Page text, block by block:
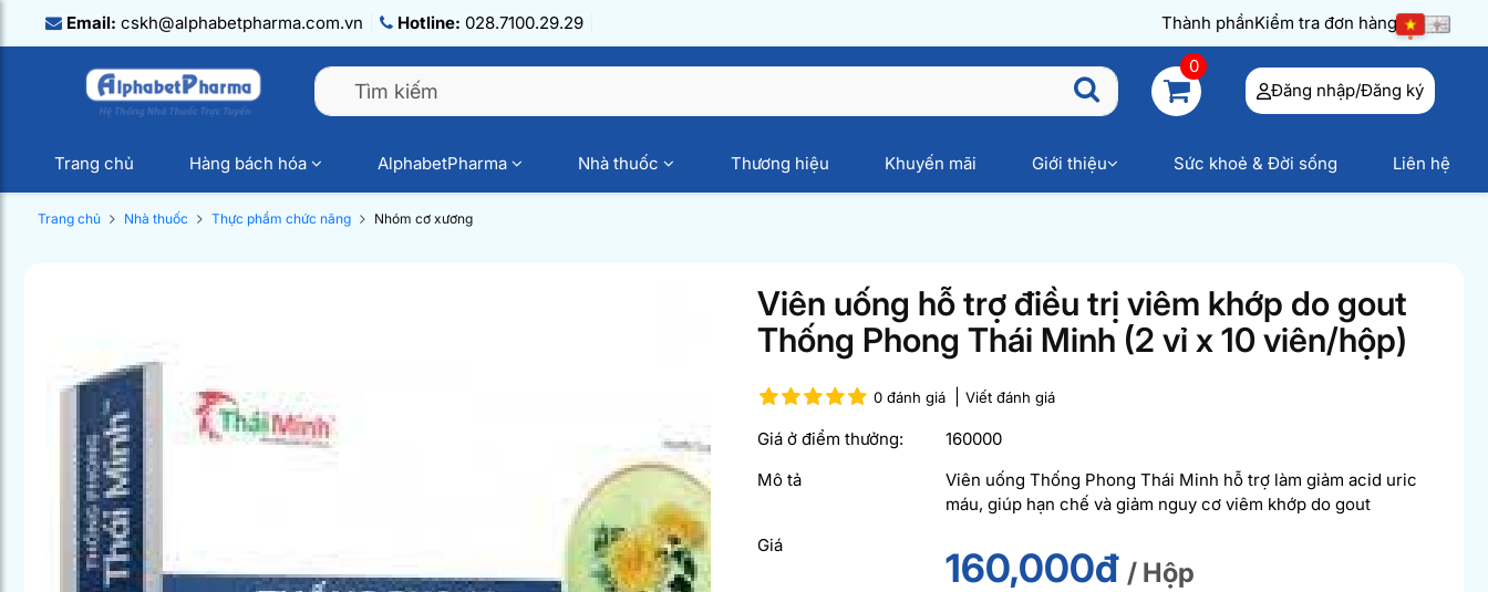
Email: cskh@alphabetpharma.com.vn Hotline: 028.7100.29.29 Thành phầnKiểm tra đơn hàng
0
Đăng nhập/Đăng ký
Trang chủ Hàng bách hóa AlphabetPharma Nhà thuốc Thương hiệu Khuyến mãi Giới thiệu Sức khoẻ & Đời sống Liên hệ
Trang chủ Nhà thuốc Thực phẩm chức năng Nhóm cơ xương
Viên uống hỗ trợ điều trị viêm khớp do gout
Thống Phong Thái Minh (2 vỉ x 10 viên/hộp)
0 đánh giá Viết đánh giá
Giá ở điểm thưởng:
160000
Mô tả
Viên uống Thống Phong Thái Minh hỗ trợ làm giảm acid uric
máu, giúp hạn chế và giảm nguy cơ viêm khớp do gout
Giá
160,000đ / Hộp